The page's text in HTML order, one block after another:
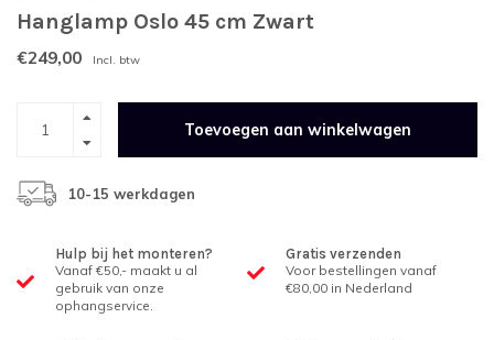
Hanglamp Oslo 45 cm Zwart
€249,00 Incl. btw
Toevoegen aan winkelwagen
10-15 werkdagen
Hulp bij het monteren?
Vanaf €50,- maakt u al
gebruik van onze
ophangservice.
Gratis verzenden
Voor bestellingen vanaf
€80,00 in Nederland